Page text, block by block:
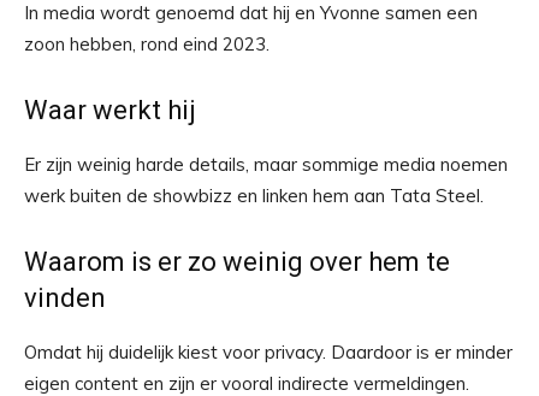
In media wordt genoemd dat hij en Yvonne samen een
zoon hebben, rond eind 2023.
Waar werkt hij
Er zijn weinig harde details, maar sommige media noemen
werk buiten de showbizz en linken hem aan Tata Steel.
Waarom is er zo weinig over hem te
vinden
Omdat hij duidelijk kiest voor privacy. Daardoor is er minder
eigen content en zijn er vooral indirecte vermeldingen.